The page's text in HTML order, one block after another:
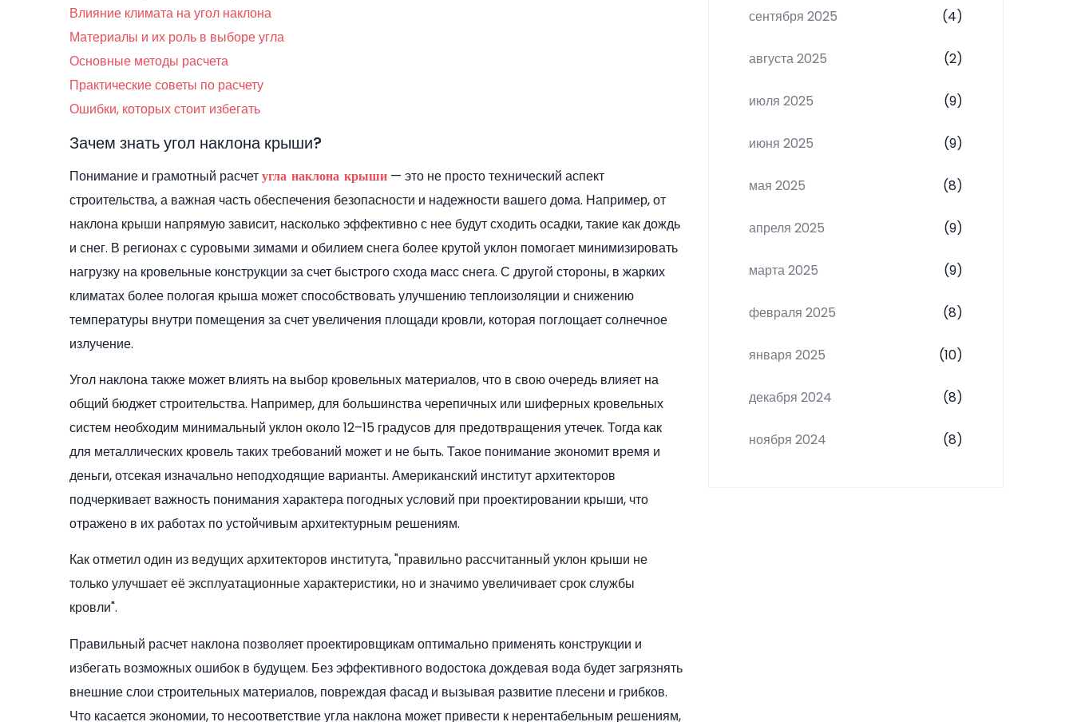
Влияние климата на угол наклона
Материалы и их роль в выборе угла
Основные методы расчета
Практические советы по расчету
Ошибки, которых стоит избегать
Зачем знать угол наклона крыши?
Понимание и грамотный расчетугла наклона крыши — это не просто технический аспект
строительства, а важная часть обеспечения безопасности и надежности вашего дома. Например, от
наклона крыши напрямую зависит, насколько эффективно с нее будут сходить осадки, такие как дождь
и снег. В регионах с суровыми зимами и обилием снега более крутой уклон помогает минимизировать
нагрузку на кровельные конструкции за счет быстрого схода масс снега. С другой стороны, в жарких
климатах более пологая крыша может способствовать улучшению теплоизоляции и снижению
температуры внутри помещения за счет увеличения площади кровли, которая поглощает солнечное
излучение.
Угол наклона также может влиять на выбор кровельных материалов, что в свою очередь влияет на
общий бюджет строительства. Например, для большинства черепичных или шиферных кровельных
систем необходим минимальный уклон около 12–15 градусов для предотвращения утечек. Тогда как
для металлических кровель таких требований может и не быть. Такое понимание экономит время и
деньги, отсекая изначально неподходящие варианты. Американский институт архитекторов
подчеркивает важность понимания характера погодных условий при проектировании крыши, что
отражено в их работах по устойчивым архитектурным решениям.
Как отметил один из ведущих архитекторов института, "правильно рассчитанный уклон крыши не
только улучшает её эксплуатационные характеристики, но и значимо увеличивает срок службы
кровли".
Правильный расчет наклона позволяет проектировщикам оптимально применять конструкции и
избегать возможных ошибок в будущем. Без эффективного водостока дождевая вода будет загрязнять
внешние слои строительных материалов, повреждая фасад и вызывая развитие плесени и грибков.
Что касается экономии, то несоответствие угла наклона может привести к нерентабельным решениям,
сентября 2025 (4)
августа 2025 (2)
июля 2025 (9)
июня 2025 (9)
мая 2025 (8)
апреля 2025 (9)
марта 2025 (9)
февраля 2025 (8)
января 2025 (10)
декабря 2024 (8)
ноября 2024 (8)